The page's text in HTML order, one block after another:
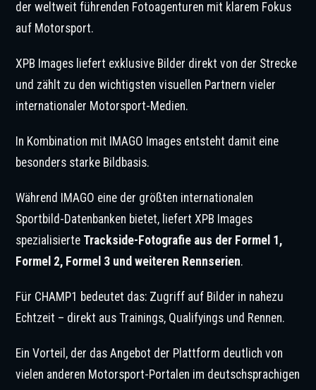
der weltweit führenden Fotoagenturen mit klarem Fokus
auf Motorsport.
XPB Images liefert exklusive Bilder direkt von der Strecke
und zählt zu den wichtigsten visuellen Partnern vieler
internationaler Motorsport-Medien.
In Kombination mit IMAGO Images entsteht damit eine
besonders starke Bildbasis.
Während IMAGO eine der größten internationalen
Sportbild-Datenbanken bietet, liefert XPB Images
spezialisierte Trackside-Fotografie aus der Formel 1,
Formel 2, Formel 3 und weiteren Rennserien.
Für CHAMP1 bedeutet das: Zugriff auf Bilder in nahezu
Echtzeit – direkt aus Trainings, Qualifyings und Rennen.
Ein Vorteil, der das Angebot der Plattform deutlich von
vielen anderen Motorsport-Portalen im deutschsprachigen